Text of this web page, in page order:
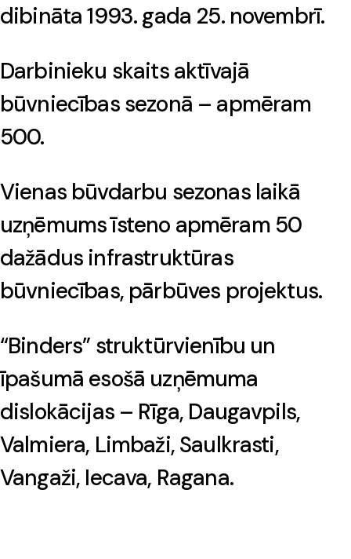
dibināta1993. gada 25. novembrī.
Darbinieku skaits aktīvajā
būvniecības sezonā – apmēram
500.
Vienas būvdarbu sezonas laikā
uzņēmums īsteno apmēram 50
dažādus infrastruktūras
būvniecības, pārbūves projektus.
“Binders” struktūrvienību un
īpašumā esošā uzņēmuma
dislokācijas – Rīga, Daugavpils,
Valmiera, Limbaži, Saulkrasti,
Vangaži, Iecava, Ragana.